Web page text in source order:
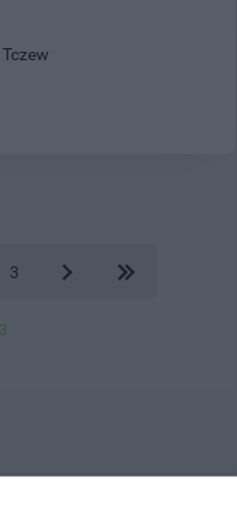
3
3
Serwis Informacyjny Miasta